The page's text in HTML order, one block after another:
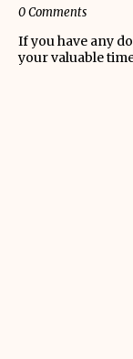
0 Comments
If you have any
your valuable